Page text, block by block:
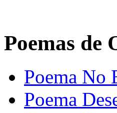
Poemas de
Poema No
Poema